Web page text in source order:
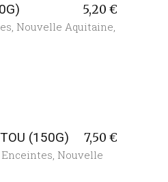
5,20 €
Nouvelle Aquitaine
(150G) 7,50 €
, Nouvelle